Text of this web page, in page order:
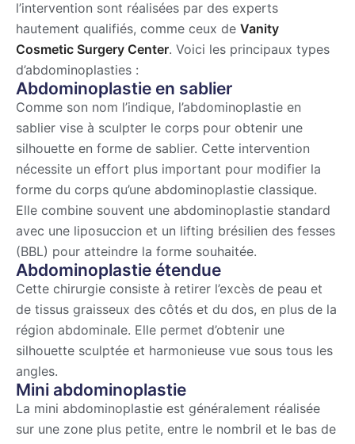
l’intervention sont réalisées par des experts
hautement qualifiés, comme ceux de Vanity
Cosmetic Surgery Center. Voici les principaux types
d’abdominoplasties :
Abdominoplastie en sablier
Comme son nom l’indique, l’abdominoplastie en
sablier vise à sculpter le corps pour obtenir une
silhouette en forme de sablier. Cette intervention
nécessite un effort plus important pour modifier la
forme du corps qu’une abdominoplastie classique.
Elle combine souvent une abdominoplastie standard
avec une liposuccion et un lifting brésilien des fesses
(BBL) pour atteindre la forme souhaitée.
Abdominoplastie étendue
Cette chirurgie consiste à retirer l’excès de peau et
de tissus graisseux des côtés et du dos, en plus de la
région abdominale. Elle permet d’obtenir une
silhouette sculptée et harmonieuse vue sous tous les
angles.
Mini abdominoplastie
La mini abdominoplastie est généralement réalisée
sur une zone plus petite, entre le nombril et le bas de